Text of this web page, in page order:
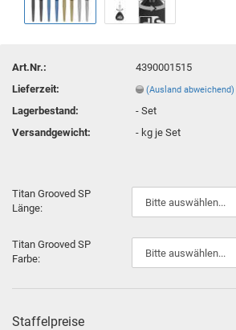
Art.Nr.:
4390001515
Lieferzeit:
(Ausland abweichend)
Lagerbestand: - Set
Versandgewicht:
- kg je Set
Titan Grooved SP
Länge:
Titan Grooved SP
Farbe:
Staffelpreise